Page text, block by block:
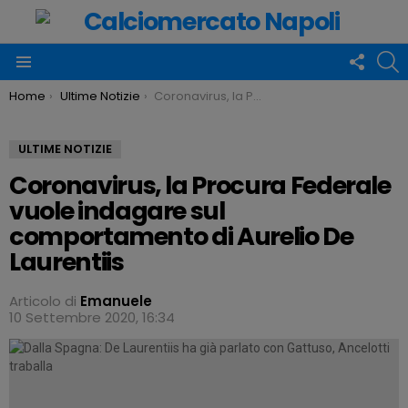
US
You are here:
Home Ultime Notizie Coronavirus, la Procura Federale vuole indagare sul comportamento di Aurelio De Laurentiis
ULTIME NOTIZIE
Coronavirus, la Procura Federale
vuole indagare sul
comportamento di Aurelio De
Laurentiis
Articolo di Emanuele
10 Settembre 2020, 16:34